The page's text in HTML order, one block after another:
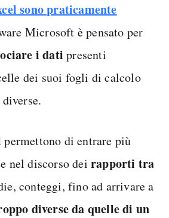
sono praticamente
Microsoft è pensato per
i dati presenti
dei suoi fogli di calcolo
permettono di entrare più
nel discorso dei rapporti tra
conteggi, fino ad arrivare a
diverse da quelle di un